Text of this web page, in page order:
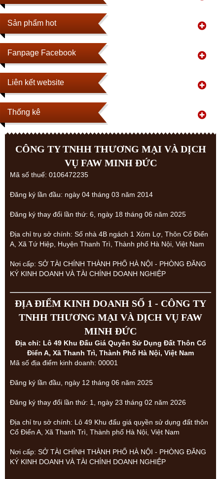
Sản phẩm hot
Fanpage Facebook
Liên kết website
Thống kê
CÔNG TY TNHH THƯƠNG MẠI VÀ DỊCH
VỤ FAW MINH ĐỨC
Mã số thuế: 0106472235
Đăng ký lần đầu: ngày 04 tháng 03 năm 2014
Đăng ký thay đổi lần thứ: 6, ngày 18 tháng 06 năm 2025
Địa chỉ trụ sở chính: Số nhà 4B ngách 1 Xóm Lợ, Thôn Cổ Điển
A, Xã Tứ Hiệp, Huyện Thanh Trì, Thành phố Hà Nội, Việt Nam
Nơi cấp: SỞ TÀI CHÍNH THÀNH PHỐ HÀ NỘI - PHÒNG ĐĂNG
KÝ KINH DOANH VÀ TÀI CHÍNH DOANH NGHIỆP
ĐỊA ĐIỂM KINH DOANH SỐ 1 - CÔNG TY
TNHH THƯƠNG MẠI VÀ DỊCH VỤ FAW
MINH ĐỨC
Địa chỉ: Lô 49 Khu Đấu Giá Quyền Sử Dụng Đất Thôn Cổ
Điển A, Xã Thanh Trì, Thành Phố Hà Nội, Việt Nam
Mã số địa điểm kinh doanh: 00001
Đăng ký lần đầu, ngày 12 tháng 06 năm 2025
Đăng ký thay đổi lần thứ: 1, ngày 23 tháng 02 năm 2026
Địa chỉ trụ sở chính: Lô 49 Khu đấu giá quyền sử dụng đất thôn
Cổ Điển A, Xã Thanh Trì, Thành phố Hà Nội, Việt Nam
Nơi cấp: SỞ TÀI CHÍNH THÀNH PHỐ HÀ NỘI - PHÒNG ĐĂNG
KÝ KINH DOANH VÀ TÀI CHÍNH DOANH NGHIỆP